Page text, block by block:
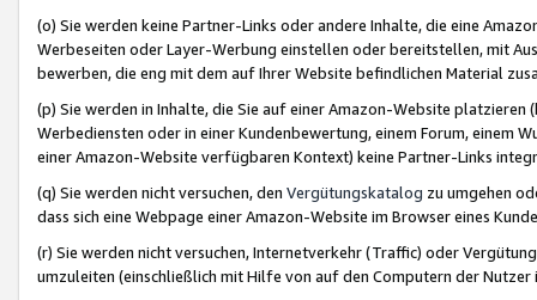
(o) Sie werden keine Partner-Links oder andere Inhalte, die eine
Werbeseiten oder Layer-Werbung einstellen oder bereitstellen, mit
bewerben, die eng mit dem auf Ihrer Website befindlichen Material
(p) Sie werden in Inhalte, die Sie auf einer Amazon-Website
Werbediensten oder in einer Kundenbewertung, einem Forum, einem
einer Amazon-Website verfügbaren Kontext) keine Partner-Links
(q) Sie werden nicht versuchen, den Vergütungskatalog zu umgehen
dass sich eine Webpage einer Amazon-Website im Browser eines
(r) Sie werden nicht versuchen, Internetverkehr (Traffic) oder
umzuleiten (einschließlich mit Hilfe von auf den Computern der